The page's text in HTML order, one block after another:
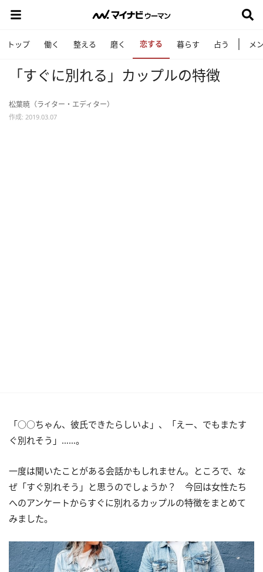
トップ 働く 整える 磨く 恋する 暮らす 占う メ
「すぐに別れる」カップルの特徴
松葉暁（ライター・エディター）
作成: 2019.03.07
「○○ちゃん、彼氏できたらしいよ」、「えー、でもまたす
ぐ別れそう」……。
一度は聞いたことがある会話かもしれません。ところで、な
ぜ「すぐ別れそう」と思うのでしょうか？ 今回は女性たち
へのアンケートからすぐに別れるカップルの特徴をまとめて
みました。